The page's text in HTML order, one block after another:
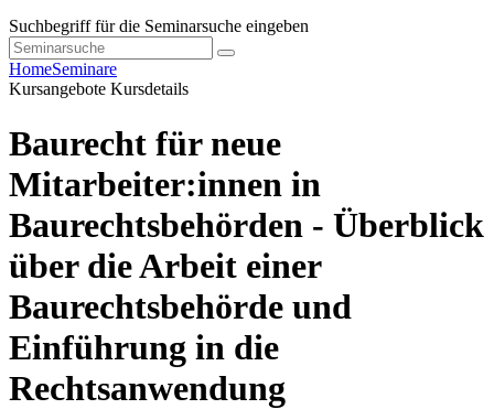
Suchbegriff für die Seminarsuche eingeben
HomeSeminare
Kursangebote Kursdetails
Baurecht für neue
Mitarbeiter:innen in
Baurechtsbehörden - Überblick
über die Arbeit einer
Baurechtsbehörde und
Einführung in die
Rechtsanwendung